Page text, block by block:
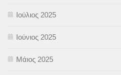
Ιούλιος 2025
Ιούνιος 2025
Μάιος 2025